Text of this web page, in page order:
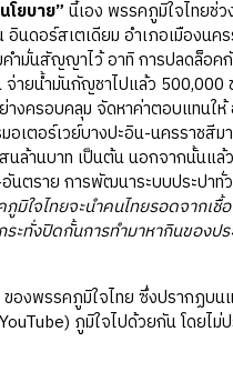
โยบาย” นี้เอง พรรคภูมิใจไทยช่ว
อร์สเตเดียม อำเภอเมืองนคร
ำมั่นสัญญาไว้ อาทิ การปลดล็อ
ายน้ำมันกัญชาไปแล้ว
ครอบคลุม จัดหาค่าตอบแทนให้
เตอร์เวย์บางปะอิน-นครราชสีม
ล้านบาท เป็นต้น นอกจากนั้นแ
นตราย การพัฒนาระบบประปาทั่
ภูมิใจไทยจะนำคนไทยรอดจากเ
ะทั่งปิดกั้นการทำมาหากินของป
พรรคภูมิใจไทย ซึ่งปรากฏบน
ภูมิใจไปด้วยกัน โดยไ